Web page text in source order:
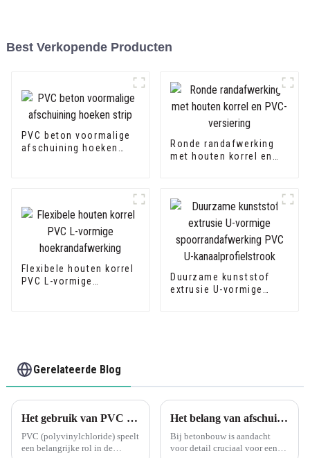
Best Verkopende Producten
PVC beton voormalige
afschuining hoeken
Ronde randafwerking
met houten korrel en
Flexibele houten korrel
PVC L-vormige
Duurzame kunststof
extrusie U-vormige
Gerelateerde Blog
Het gebruik van PVC (polyvinylchloride) in verschillende toepassingen heeft een aanzienlijke impact gehad op de bouwsector
PVC (polyvinylchloride) speelt
een belangrijke rol in de
Het belang van afschuiningen in betonbekistingen
Bij betonbouw is aandacht
voor detail cruciaal voor een